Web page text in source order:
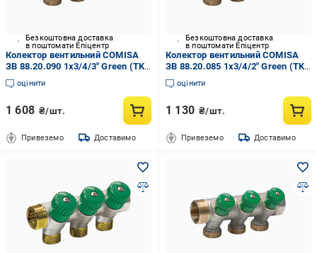
Безкоштовна доставка
в поштомати Епіцентр
Колектор вентильний COMISA
ЗВ 88.20.090 1х3/4/3" Green (TK-
CL062400303N)
оцінити
1 608 ₴/шт.
Привеземо Доставимо
Безкоштовна доставка
в поштомати Епіцентр
Колектор вентильний COMISA
ЗВ 88.20.085 1х3/4/2" Green (TK-
CL062400203N)
оцінити
1 130 ₴/шт.
Привеземо Доставимо